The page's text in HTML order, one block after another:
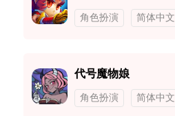
角色扮演 简体中文
代号魔物娘
角色扮演 简体中文